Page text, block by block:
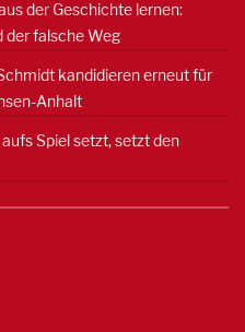
der Geschichte lernen:
der falsche Weg
kandidieren erneut für
Anhalt
Spiel setzt, setzt den